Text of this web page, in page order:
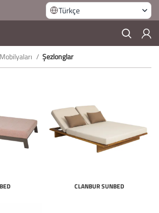
Türkçe
Şezlonglar
CLANBUR SUNBED